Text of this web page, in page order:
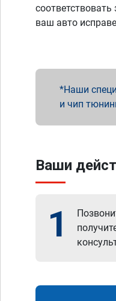
ваш авто
Наши
и чип
Ваши
1